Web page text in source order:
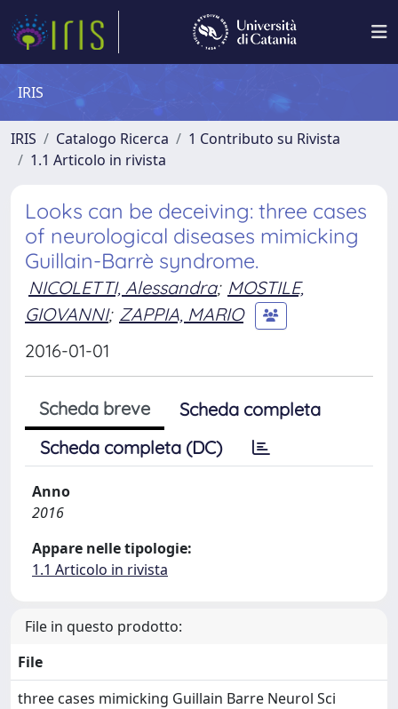
IRIS
IRIS Catalogo Ricerca
1 Contributo su Rivista
1.1 Articolo in rivista
Looks can be deceiving: three cases
of neurological diseases mimicking
Guillain-Barrè syndrome.
NICOLETTI, Alessandra; MOSTILE,
GIOVANNI; ZAPPIA, MARIO
2016-01-01
Scheda breve
Scheda completa
Scheda completa (DC)
Anno
2016
Appare nelle tipologie:
1.1 Articolo in rivista
File in questo prodotto:
File
three cases mimicking Guillain Barre Neurol Sci